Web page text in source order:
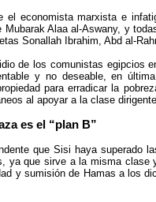
el economista marxista e
Alaa al-Aswany, y
Sonallah Ibrahim, Abd al-
de los comunistas egipcios
y no deseable, en
para erradicar la
al apoyar a la clase
es el “plan B”
que Sisi haya superado
ya que sirve a la misma
y sumisión de Hamas a los